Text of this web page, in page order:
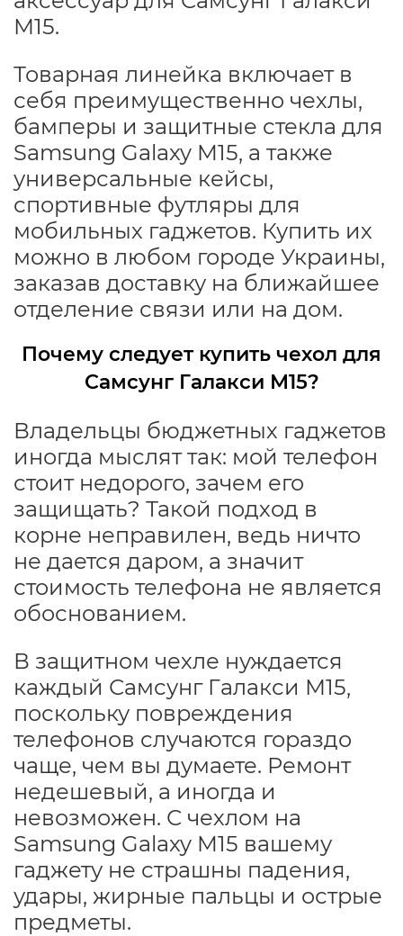
М15.
Товарная линейка включает в
себя преимущественно чехлы,
бамперы и защитные стекла для
Samsung Galaxy M15, а также
универсальные кейсы,
спортивные футляры для
мобильных гаджетов. Купить их
можно в любом городе Украины,
заказав доставку на ближайшее
отделение связи или на дом.
Почему следует купить чехол для
Самсунг Галакси М15?
Владельцы бюджетных гаджетов
иногда мыслят так: мой телефон
стоит недорого, зачем его
защищать? Такой подход в
корне неправилен, ведь ничто
не дается даром, а значит
стоимость телефона не является
обоснованием.
В защитном чехле нуждается
каждый Самсунг Галакси М15,
поскольку повреждения
телефонов случаются гораздо
чаще, чем вы думаете. Ремонт
недешевый, а иногда и
невозможен. С чехлом на
Samsung Galaxy M15 вашему
гаджету не страшны падения,
удары, жирные пальцы и острые
предметы.